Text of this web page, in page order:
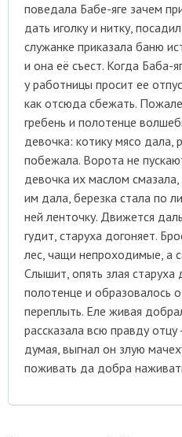
поведала Бабе-яге зачем
дать иголку и нитку,
служанке приказала баню
и она её съест. Когда Баба-
у работницы просит ее
как отсюда сбежать.
гребень и полотенце
девочка: котику мясо дала,
побежала. Ворота не
девочка их маслом
им дала, березка стала по
ней ленточку. Движется
гудит, старуха догоняет.
лес, чащи непроходимые, а
Слышит, опять злая старуха
полотенце и образовалось
переплыть. Еле живая
рассказала всю правду
думая, выгнал он злую
поживать да добра